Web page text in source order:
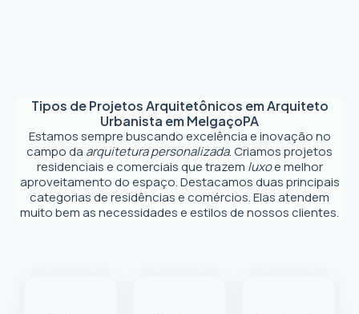
Tipos de Projetos Arquitetônicos emArquiteto
Urbanista em MelgaçoPA
Estamos sempre buscando excelência e inovação no
campo da arquitetura personalizada. Criamos projetos
residenciais e comerciais que trazem luxoe melhor
aproveitamento do espaço. Destacamos duas principais
categorias de residências e comércios. Elas atendem
muito bem as necessidades e estilos de nossos clientes.